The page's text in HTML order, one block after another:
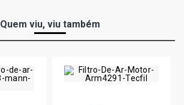
Quem viu, viu também